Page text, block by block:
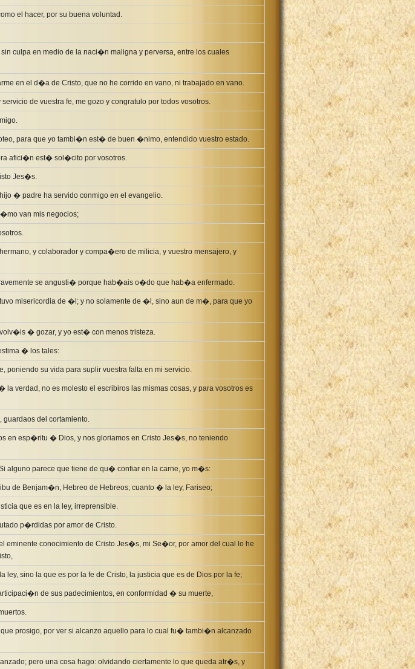
el hacer, por su buena voluntad.
culpa en medio de la naci�n maligna y perversa, entre los cuales
en el d�a de Cristo, que no he corrido en vano, ni trabajado en vano.
de vuestra fe, me gozo y congratulo por todos vosotros.
para que yo tambi�n est� de buen �nimo, entendido vuestro estado.
afici�n est� sol�cito por vosotros.
Jes�s.
� padre ha servido conmigo en el evangelio.
van mis negocios;
y colaborador y compa�ero de milicia, y vuestro mensajero, y
se angusti� porque hab�ais o�do que hab�a enfermado.
misericordia de �l; y no solamente de �l, sino aun de m�, para que yo
� gozar, y yo est� con menos tristeza.
� los tales:
poniendo su vida para suplir vuestra falta en mi servicio.
verdad, no es molesto el escribiros las mismas cosas, y para vosotros es
guardaos del cortamiento.
en esp�ritu � Dios, y nos gloriamos en Cristo Jes�s, no teniendo
alguno parece que tiene de qu� confiar en la carne, yo m�s:
de Benjam�n, Hebreo de Hebreos; cuanto � la ley, Fariseo;
que es en la ley, irreprensible.
p�rdidas por amor de Cristo.
eminente conocimiento de Cristo Jes�s, mi Se�or, por amor del cual lo he
sino la que es por la fe de Cristo, la justicia que es de Dios por la fe;
de sus padecimientos, en conformidad � su muerte,
prosigo, por ver si alcanzo aquello para lo cual fu� tambi�n alcanzado
pero una cosa hago: olvidando ciertamente lo que queda atr�s, y